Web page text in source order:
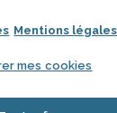
Mentions légales
mes cookies